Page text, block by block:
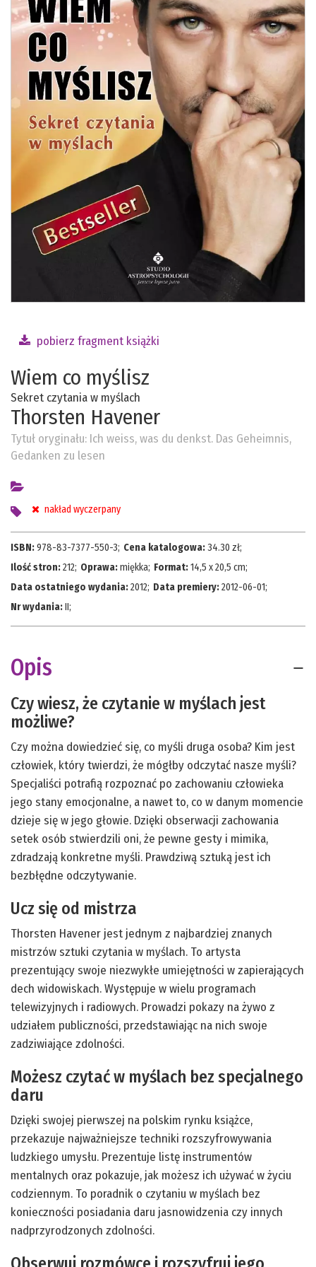
pobierz fragment książki
Wiem co myślisz
Sekret czytania w myślach
Thorsten Havener
Tytuł oryginału: Ich weiss, was du denkst. Das Geheimnis,
Gedanken zu lesen
nakład wyczerpany
ISBN:978-83-7377-550-3; Cena katalogowa:34.30 zł;
Ilość stron:212; Oprawa:miękka; Format:14,5 x 20,5 cm;
Data ostatniego wydania:2012; Data premiery:2012-06-01;
Nr wydania:II;
Opis
Czy wiesz, że czytanie w myślach jest
możliwe?
Czy można dowiedzieć się, co myśli druga osoba? Kim jest
człowiek, który twierdzi, że mógłby odczytać nasze myśli?
Specjaliści potrafią rozpoznać po zachowaniu człowieka
jego stany emocjonalne, a nawet to, co w danym momencie
dzieje się w jego głowie. Dzięki obserwacji zachowania
setek osób stwierdzili oni, że pewne gesty i mimika,
zdradzają konkretne myśli. Prawdziwą sztuką jest ich
bezbłędne odczytywanie.
Ucz się od mistrza
Thorsten Havener jest jednym z najbardziej znanych
mistrzów sztuki czytania w myślach. To artysta
prezentujący swoje niezwykłe umiejętności w zapierających
dech widowiskach. Występuje w wielu programach
telewizyjnych i radiowych. Prowadzi pokazy na żywo z
udziałem publiczności, przedstawiając na nich swoje
zadziwiające zdolności.
Możesz czytać w myślach bez specjalnego
daru
Dzięki swojej pierwszej na polskim rynku książce,
przekazuje najważniejsze techniki rozszyfrowywania
ludzkiego umysłu. Prezentuje listę instrumentów
mentalnych oraz pokazuje, jak możesz ich używać w życiu
codziennym. To poradnik o czytaniu w myślach bez
konieczności posiadania daru jasnowidzenia czy innych
nadprzyrodzonych zdolności.